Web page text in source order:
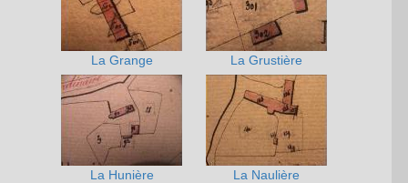
La Grange La Grustière
La Hunière La Naulière